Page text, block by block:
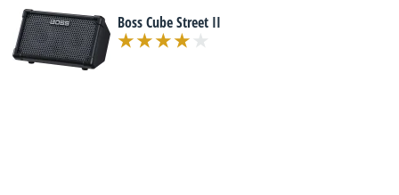
Boss Cube Street II